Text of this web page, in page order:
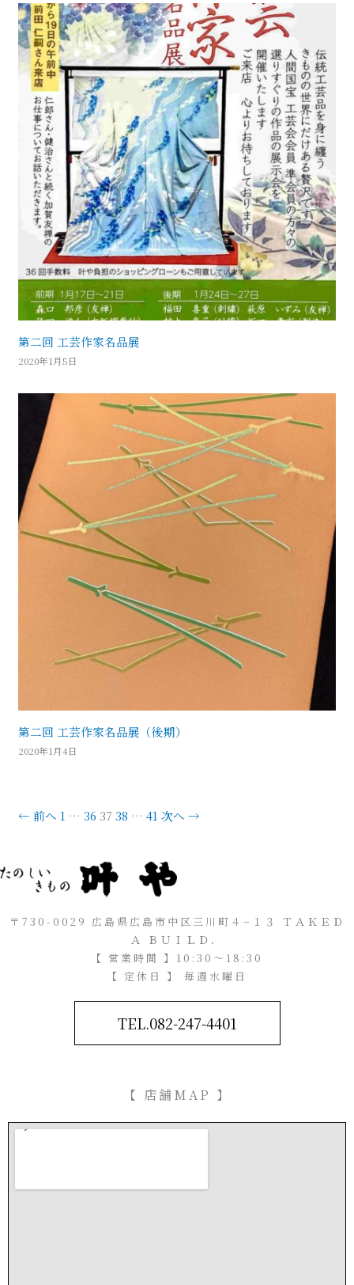
第二回 工芸作家名品展
2020年1月5日
第二回 工芸作家名品展（後期）
2020年1月4日
← 前へ 1 … 36 37 38 … 41 次へ →
〒730-0029 広島県広島市中区三川町４−１３ ＴＡＫＥＤ
Ａ ＢＵＩＬＤ．
【 営業時間 】10:30～18:30
【 定休日 】 毎週水曜日
TEL.082-247-4401
【 店舗MAP 】